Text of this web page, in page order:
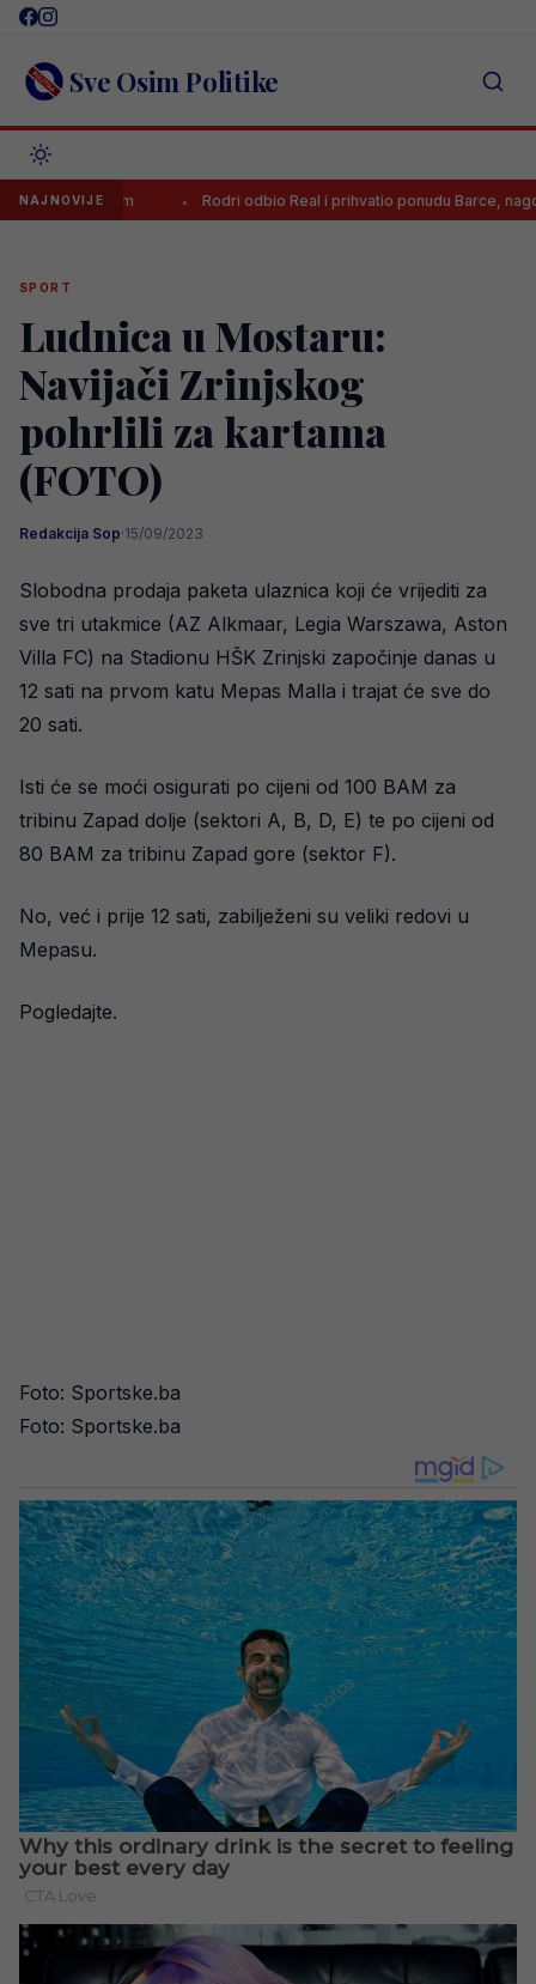
Skip
content Sve Osim Politike
NAJNOVIJE
Džekom Rodri odbio Real i prihvatio ponudu Barce, nagovorio
SPORT
Ludnica u Mostaru:
Navijači Zrinjskog
pohrlili za kartama
(FOTO)
Redakcija Sop·15/09/2023
Slobodna prodaja paketa ulaznica koji će vrijediti za
sve tri utakmice (AZ Alkmaar, Legia Warszawa, Aston
Villa FC) na Stadionu HŠK Zrinjski započinje danas u
12 sati na prvom katu Mepas Malla i trajat će sve do
20 sati.
Isti će se moći osigurati po cijeni od 100 BAM za
tribinu Zapad dolje (sektori A, B, D, E) te po cijeni od
80 BAM za tribinu Zapad gore (sektor F).
No, već i prije 12 sati, zabilježeni su veliki redovi u
Mepasu.
Pogledajte.
Foto: Sportske.ba
Foto: Sportske.ba